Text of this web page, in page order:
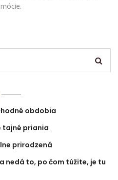
obdobia
tajné priania
prirodzená
nedá to, po čom túžite, je tu